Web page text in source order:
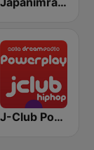
J-Club Powerplay HipHop